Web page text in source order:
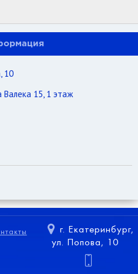
10
Валека 15, 1 этаж
г. Екатеринбург,
ул. Попова, 10